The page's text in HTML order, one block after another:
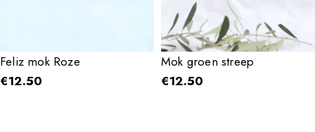
Feliz mok Roze
€12.50
Mok groen streep
€12.50